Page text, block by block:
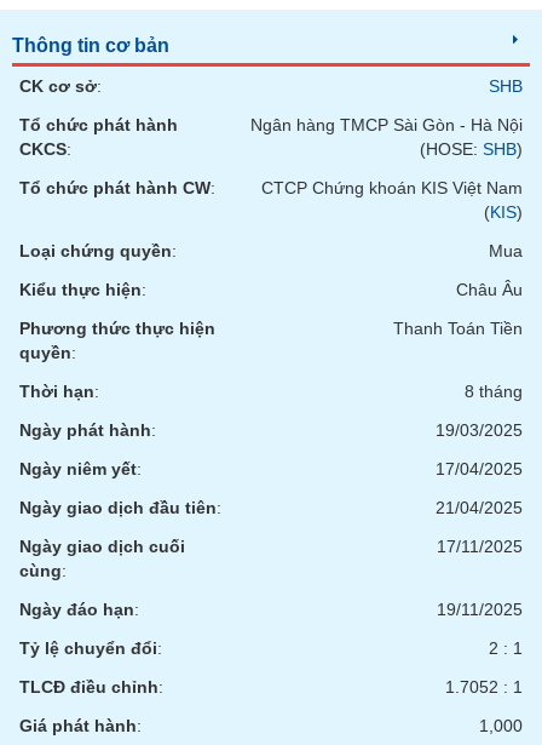
Thông tin cơ bản
CK cơ sở:
SHB
Tổ chức phát hành
CKCS:
Ngân hàng TMCP Sài Gòn - Hà Nội
(HOSE: SHB)
Tổ chức phát hành CW:
CTCP Chứng khoán KIS Việt Nam
(KIS)
Loại chứng quyền:
Mua
Kiểu thực hiện:
Châu Âu
Phương thức thực hiện
quyền:
Thanh Toán Tiền
Thời hạn:
8 tháng
Ngày phát hành:
19/03/2025
Ngày niêm yết:
17/04/2025
Ngày giao dịch đầu tiên:
21/04/2025
Ngày giao dịch cuối
cùng:
17/11/2025
Ngày đáo hạn:
19/11/2025
Tỷ lệ chuyển đổi:
2 : 1
TLCĐ điều chỉnh:
1.7052 : 1
Giá phát hành: 1,000